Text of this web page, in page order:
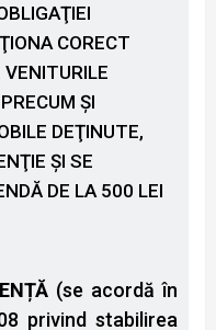
CORECT
VENITURILE
ŞI
DEŢINUTE,
ŞI SE
DE LA 500 LEI
(se acordă în
privind stabilirea